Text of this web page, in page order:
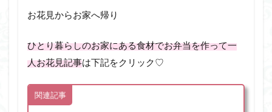
お花見からお家へ帰り
ひとり暮らしのお家にある食材でお弁当を作って一
人お花見記事は下記をクリック♡
関連記事